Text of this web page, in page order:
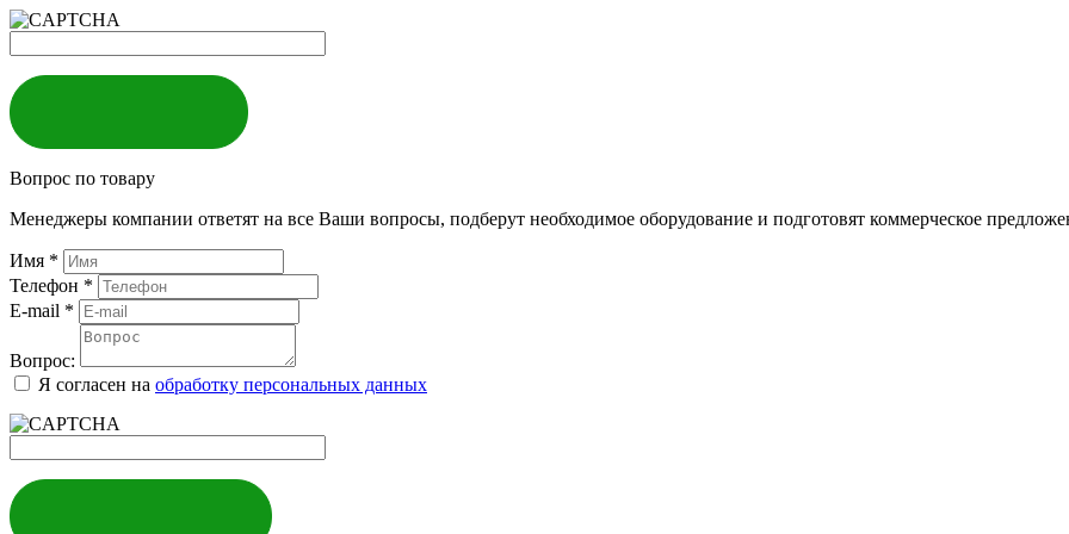
Вопрос по товару
Менеджеры компании ответят на все Ваши вопросы, подберут необходимое оборудование и подготовят коммерческое
Имя *
Телефон *
E-mail *
Вопрос:
Я согласен на обработку персональных данных